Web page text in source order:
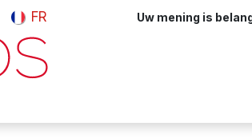
FR Uw mening is